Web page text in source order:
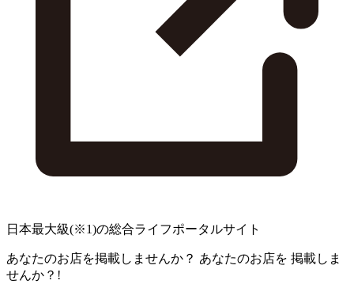
日本最大級(※1)の総合ライフポータルサイト
あなたのお店を掲載しませんか？ あなたのお店を 掲載しま
せんか？!